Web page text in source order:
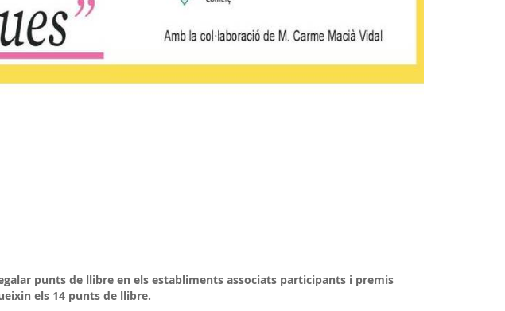
punts de llibre en els establiments associats participants i premis
els 14 punts de llibre.